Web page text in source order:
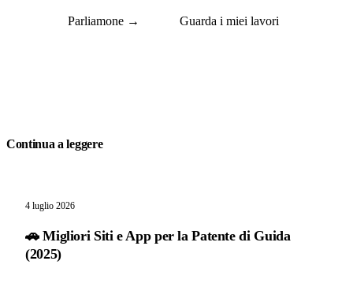
Parliamone → Guarda i miei lavori
Continua a leggere
4 luglio 2026
🚗 Migliori Siti e App per la Patente di Guida
(2025)